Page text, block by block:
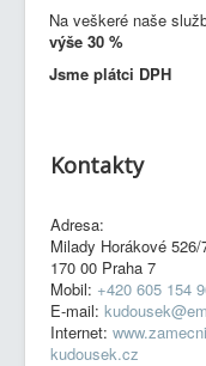
Na veškeré naše
výše 30 %
Jsme plátci DPH
Kontakty
Adresa:
Milady Horákové 526/
170 00 Praha 7
Mobil: +420 605 154
E-mail:
Internet:
kudousek.cz